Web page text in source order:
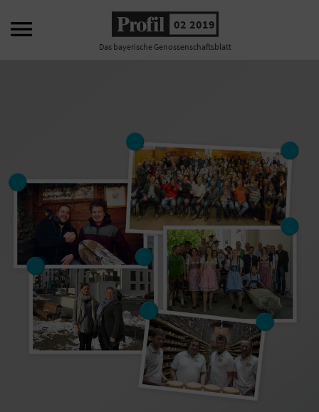
 02 2019
Das bayerische Genossenschaftsblatt